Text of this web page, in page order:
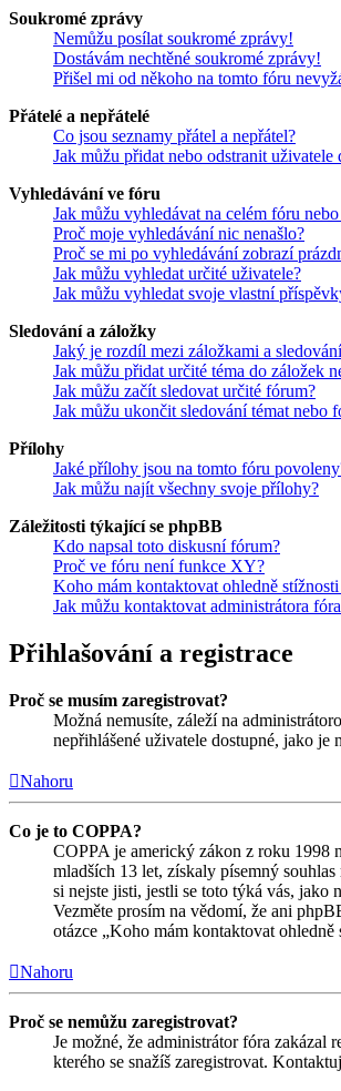
Soukromé zprávy
Nemůžu posílat soukromé zprávy!
Dostávám nechtěné soukromé zprávy!
Přišel mi od někoho na tomto fóru
Přátelé a nepřátelé
Co jsou seznamy přátel a nepřátel?
Jak můžu přidat nebo odstranit uživatele
Vyhledávání ve fóru
Jak můžu vyhledávat na celém fóru
Proč moje vyhledávání nic nenašlo?
Proč se mi po vyhledávání zobrazí
Jak můžu vyhledat určité uživatele?
Jak můžu vyhledat svoje vlastní
Sledování a záložky
Jaký je rozdíl mezi záložkami a
Jak můžu přidat určité téma do záložek
Jak můžu začít sledovat určité fórum?
Jak můžu ukončit sledování témat nebo
Přílohy
Jaké přílohy jsou na tomto fóru
Jak můžu najít všechny svoje přílohy?
Záležitosti týkající se phpBB
Kdo napsal toto diskusní fórum?
Proč ve fóru není funkce XY?
Koho mám kontaktovat ohledně
Jak můžu kontaktovat administrátora
Přihlašování a registrace
Proč se musím zaregistrovat?
Možná nemusíte, záleží na
nepřihlášené uživatele dostupné, jako
Nahoru
Co je to COPPA?
COPPA je americký zákon z roku 1998
mladších 13 let, získaly písemný
si nejste jisti, jestli se toto týká vás, jako
Vezměte prosím na vědomí, že ani
otázce „Koho mám kontaktovat
Nahoru
Proč se nemůžu zaregistrovat?
Je možné, že administrátor fóra zakázal
kterého se snažíš zaregistrovat.